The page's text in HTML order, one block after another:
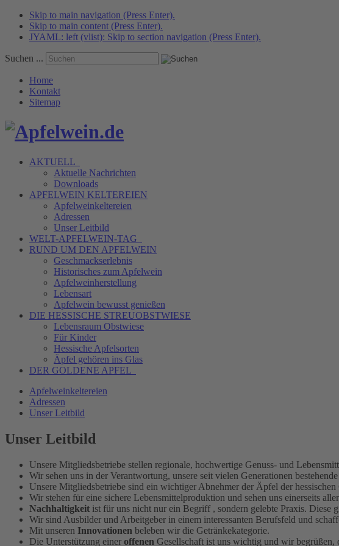
Skip to main navigation (Press Enter).
Skip to main content (Press Enter).
JYAML: left (vlist): Skip to section navigation (Press Enter).
Suchen ...
Home
Kontakt
Sitemap
AKTUELL
Aktuelle Nachrichten
Downloads
APFELWEIN KELTEREIEN
Apfelweinkeltereien
Adressen
Unser Leitbild
WELT-APFELWEIN-TAG
RUND UM DEN APFELWEIN
Geschmackserlebnis
Historisches zum Apfelwein
Apfelweinherstellung
Lebensart
Apfelwein bewusst genießen
DIE HESSISCHE STREUOBSTWIESE
Lebensraum Obstwiese
Für Kinder
Hessische Apfelsorten
Äpfel gehören ins Glas
DER GOLDENE APFEL
Apfelweinkeltereien
Adressen
Unser Leitbild
Unser Leitbild
Unsere Mitgliedsbetriebe stellen regionale, hochwertige Genuss- und
Wir sehen uns in der Verantwortung, unsere seit vielen Generationen bestehende
Unsere Mitgliedsbetriebe sind ein wichtiger Abnehmer der Äpfel der
Wir stehen für eine sichere Lebensmittelproduktion und sehen uns einerseits
Nachhaltigkeit ist für uns nicht nur ein Begriff , sondern gelebte Praxis. Diese
Wir sind Ausbilder und Arbeitgeber in einem interessanten Berufsfeld und
Mit unseren Innovationen beleben wir die Getränkekategorie.
Die Unterstützung einer offenen Gesellschaft ist uns wichtig und wir begrüßen,